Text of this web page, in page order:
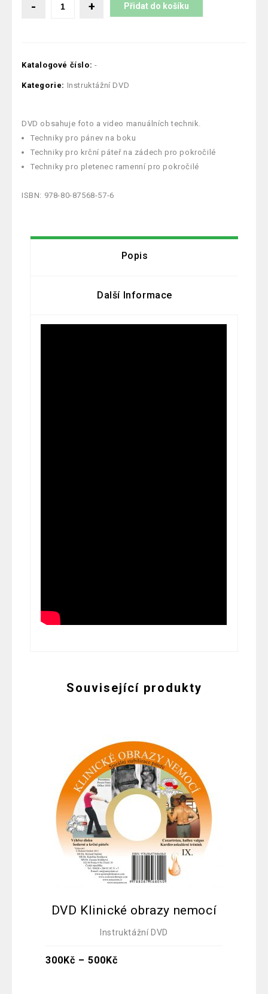
Přidat do košíku
Katalogové číslo: -
Kategorie: Instruktážní DVD
DVD obsahuje foto a video manuálních technik.
Techniky pro pánev na boku
Techniky pro krční páteř na zádech pro pokročilé
Techniky pro pletenec ramenní pro pokročilé
ISBN: 978-80-87568-57-6
Popis
Další Informace
Související produkty
DVD Klinické obrazy nemocí
Instruktážní DVD
300Kč – 500Kč